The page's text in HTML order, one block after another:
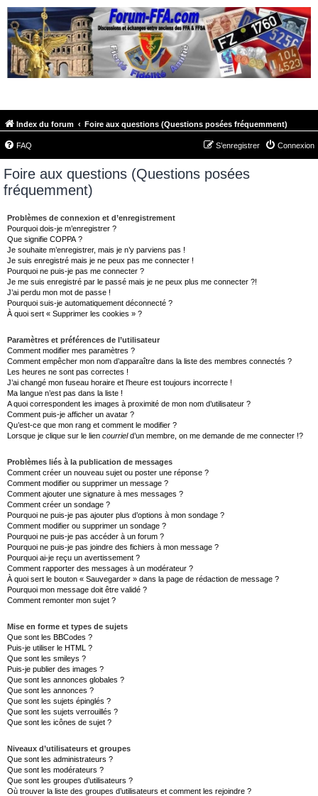
Index du forum Foire aux questions (Questions posées fréquemment)
FAQ Connexion
S’enregistrer
Foire aux questions (Questions posées
fréquemment)
Problèmes de connexion et d’enregistrement
Pourquoi dois-je m’enregistrer ?
Que signifie COPPA ?
Je souhaite m’enregistrer, mais je n’y parviens pas !
Je suis enregistré mais je ne peux pas me connecter !
Pourquoi ne puis-je pas me connecter ?
Je me suis enregistré par le passé mais je ne peux plus me connecter ?!
J’ai perdu mon mot de passe !
Pourquoi suis-je automatiquement déconnecté ?
À quoi sert « Supprimer les cookies » ?
Paramètres et préférences de l’utilisateur
Comment modifier mes paramètres ?
Comment empêcher mon nom d’apparaître dans la liste des membres connectés ?
Les heures ne sont pas correctes !
J’ai changé mon fuseau horaire et l’heure est toujours incorrecte !
Ma langue n’est pas dans la liste !
A quoi correspondent les images à proximité de mon nom d’utilisateur ?
Comment puis-je afficher un avatar ?
Qu’est-ce que mon rang et comment le modifier ?
Lorsque je clique sur le lien courrield’un membre, on me demande de me connecter !?
Problèmes liés à la publication de messages
Comment créer un nouveau sujet ou poster une réponse ?
Comment modifier ou supprimer un message ?
Comment ajouter une signature à mes messages ?
Comment créer un sondage ?
Pourquoi ne puis-je pas ajouter plus d’options à mon sondage ?
Comment modifier ou supprimer un sondage ?
Pourquoi ne puis-je pas accéder à un forum ?
Pourquoi ne puis-je pas joindre des fichiers à mon message ?
Pourquoi ai-je reçu un avertissement ?
Comment rapporter des messages à un modérateur ?
À quoi sert le bouton « Sauvegarder » dans la page de rédaction de message ?
Pourquoi mon message doit être validé ?
Comment remonter mon sujet ?
Mise en forme et types de sujets
Que sont les BBCodes ?
Puis-je utiliser le HTML ?
Que sont les smileys ?
Puis-je publier des images ?
Que sont les annonces globales ?
Que sont les annonces ?
Que sont les sujets épinglés ?
Que sont les sujets verrouillés ?
Que sont les icônes de sujet ?
Niveaux d’utilisateurs et groupes
Que sont les administrateurs ?
Que sont les modérateurs ?
Que sont les groupes d’utilisateurs ?
Où trouver la liste des groupes d’utilisateurs et comment les rejoindre ?